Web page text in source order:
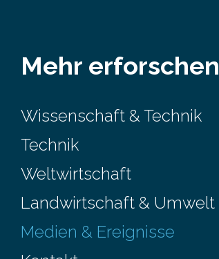
Mehr erforschen
Wissenschaft & Technik
Technik
Weltwirtschaft
Landwirtschaft & Umwelt
Medien & Ereignisse